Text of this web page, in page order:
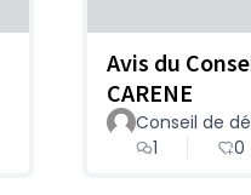
Avis du
CARENE
Conseil de
1
0